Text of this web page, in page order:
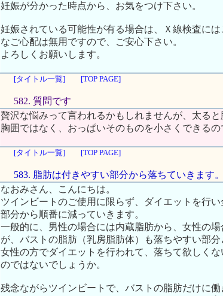
妊娠が分かった時点から、お気をつけ下さい。
妊娠されている可能性が有る場合は、Ｘ線検査に
なご心配は無用ですので、ご安心下さい。
よろしくお願いします。
[タイトル一覧] [TOP PAGE]
582. 質問です
贅沢な悩みって言われるかもしれませんが、太る
胸囲ではなく、おっぱいそのものを小さくできるの
[タイトル一覧] [TOP PAGE]
583. 脂肪は付きやすい部分から落ちていきます。
なおみさん、こんにちは。
ツインビートのご使用に限らず、ダイエットを行
部分から順番に減っていきます。
一般的に、男性の場合には内蔵脂肪から、女性の
が、バストの脂肪（乳房脂肪体）も落ちやすい部分
女性の方でダイエットを行われて、落ちて欲しく
のではないでしょうか。
残念ながらツインビートで、バストの脂肪だけに